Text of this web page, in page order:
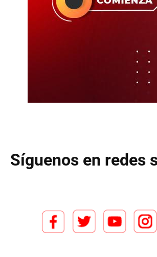
Síguenos en redes